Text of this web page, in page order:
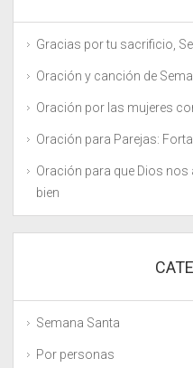
Gracias por tu sacrificio,
Oración y canción de
Oración por las mujeres
Oración para Parejas:
Oración para que Dios nos
bien
Semana Santa
Por personas